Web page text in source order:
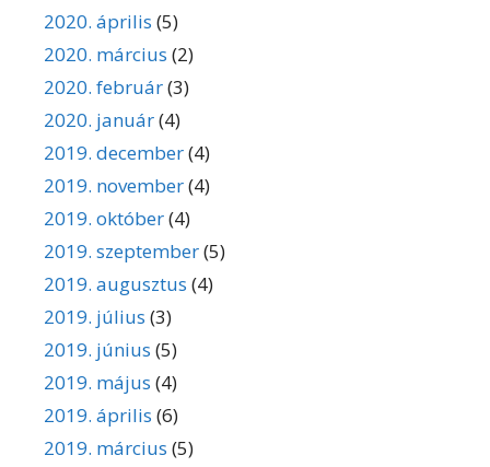
2020. április (5)
2020. március (2)
2020. február(3)
2020. január(4)
2019. december(4)
2019. november(4)
2019. október(4)
2019. szeptember(5)
2019. augusztus (4)
2019. július (3)
2019. június (5)
2019. május (4)
2019. április (6)
2019. március (5)